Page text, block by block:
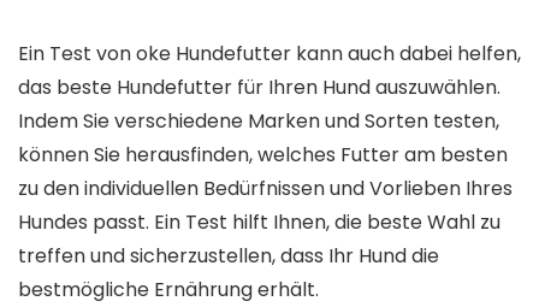
Ein Test von oke Hundefutter kann auch dabei helfen,
das beste Hundefutter für Ihren Hund auszuwählen.
Indem Sie verschiedene Marken und Sorten testen,
können Sie herausfinden, welches Futter am besten
zu den individuellen Bedürfnissen und Vorlieben Ihres
Hundes passt. Ein Test hilft Ihnen, die beste Wahl zu
treffen und sicherzustellen, dass Ihr Hund die
bestmögliche Ernährung erhält.